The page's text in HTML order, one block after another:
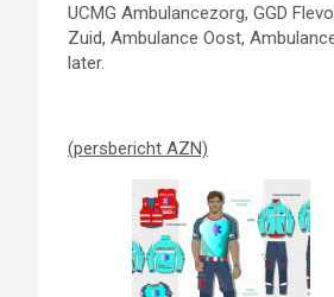
UCMG Ambulancezorg, GGD
Zuid, Ambulance Oost,
later.
(persbericht AZN)